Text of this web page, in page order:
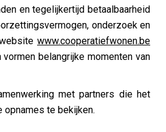
en tegelijkertijd betaalbaarheid
onderzoek en
www.cooperatiefwonen.be
belangrijke momenten van
met partners die het
te bekijken.